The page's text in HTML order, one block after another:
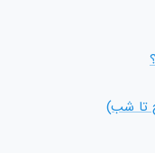
تا شب)